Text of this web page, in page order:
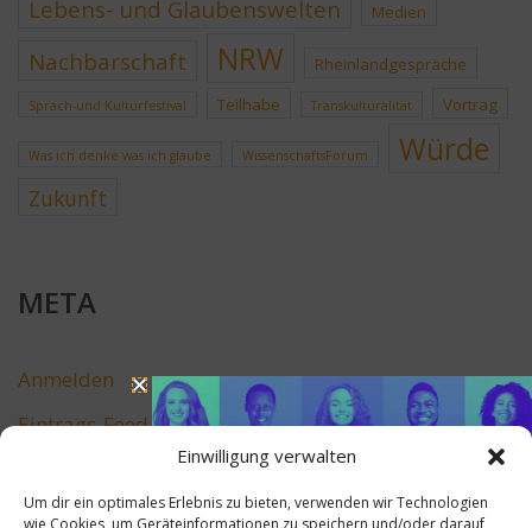
Einwilligung verwalten
Um dir ein optimales Erlebnis zu bieten, verwenden wir Technologien
wie Cookies, um Geräteinformationen zu speichern und/oder darauf
Lebens- und Glaubenswelten Medien
Nachbarschaft NRW Rheinlandgespräche
Sprach-und Kulturfestival Teilhabe Transkulturalität Vortrag
Was ich denke was ich glaube WissenschaftsForum Würde
Zukunft
META
Anmelden
Eintrags-Feed
Kommentar-Feed
WordPress.org